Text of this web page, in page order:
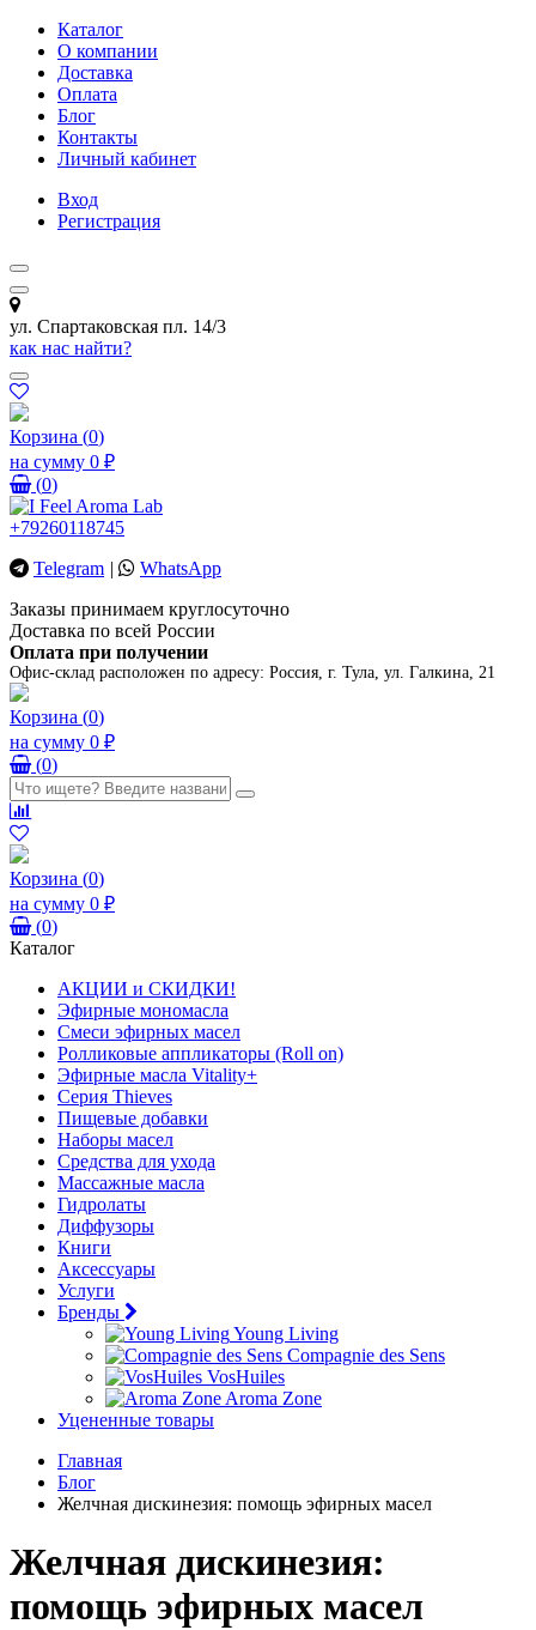
Каталог
О компании
Доставка
Оплата
Блог
Контакты
Личный кабинет
Вход
Регистрация
ул. Спартаковская пл. 14/3
как нас найти?
Корзина (0)
на сумму 0 ₽
(0)
+79260118745
Telegram |
WhatsApp
Заказы принимаем круглосуточно
Доставка по всей России
Оплата при получении
Офис-склад расположен по адресу: Россия, г. Тула, ул. Галкина, 21
Корзина (0)
на сумму 0 ₽
(0)
Корзина (0)
на сумму 0 ₽
(0)
Каталог
АКЦИИ и СКИДКИ!
Эфирные мономасла
Смеси эфирных масел
Ролликовые аппликаторы (Roll on)
Эфирные масла Vitality+
Серия Thieves
Пищевые добавки
Наборы масел
Средства для ухода
Массажные масла
Гидролаты
Диффузоры
Книги
Аксессуары
Услуги
Бренды
Young Living
Compagnie des Sens
VosHuiles
Aroma Zone
Уцененные товары
Главная
Блог
Желчная дискинезия: помощь эфирных масел
Желчная дискинезия:
помощь эфирных масел